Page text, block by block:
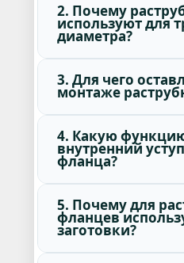
2. Почему
используют для
диаметра?
3. Для чего
монтаже
4. Какую
внутренний
фланца?
5. Почему для
фланцев
заготовки?